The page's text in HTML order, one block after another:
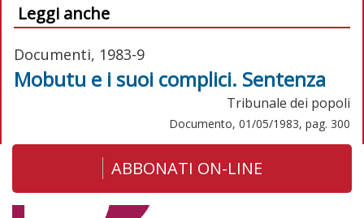
Leggi anche
Documenti, 1983-9
Mobutu e i suoi complici. Sentenza
Tribunale dei popoli
Documento, 01/05/1983, pag. 300
ABBONATI ON-LINE